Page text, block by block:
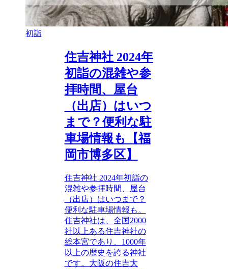
初詣
住吉神社 2024年
初詣の混雑や参
拝時間、屋台
（出店）はいつ
まで？便利な駐
車場情報も【福
岡市博多区】
住吉神社 2024年初詣の
混雑や参拝時間、屋台
（出店）はいつまで？
便利な駐車場情報も。
住吉神社は、全国2000
社以上ある住吉神社の
総本宮であり、1000年
以上の歴史を誇る神社
です。大阪の住吉大